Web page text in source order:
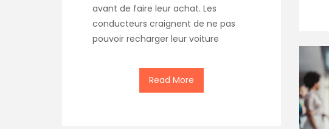
avant de faire leur achat. Les
conducteurs craignent de ne pas
pouvoir recharger leur voiture
Read More